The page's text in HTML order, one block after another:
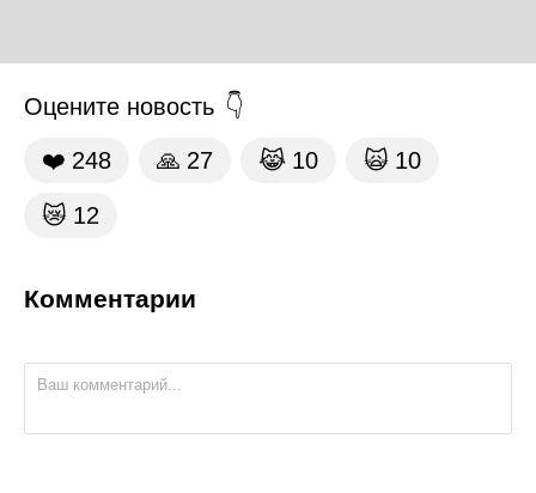
Оцените новость
❤️ 248 🙏 27 😹 10 🙀 10
😿 12
Комментарии